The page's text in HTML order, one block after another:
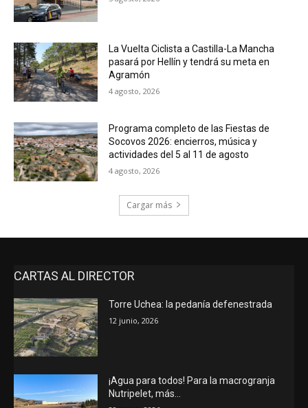
La Vuelta Ciclista a Castilla-La Mancha
pasará por Hellín y tendrá su meta en
Agramón
4 agosto, 2026
Programa completo de las Fiestas de
Socovos 2026: encierros, música y
actividades del 5 al 11 de agosto
4 agosto, 2026
Cargar más
CARTAS AL DIRECTOR
Torre Uchea: la pedanía defenestrada
12 junio, 2026
¡Agua para todos! Para la macrogranja
Nutripelet, más…